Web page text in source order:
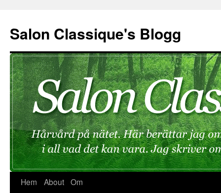
innehåll
Salon Classique's Blogg
Hem About Om